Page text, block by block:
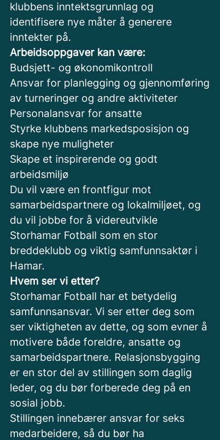
klubbens inntektsgrunnlag og
identifisere nye måter å generere
inntekter på.
Arbeidsoppgaver kan være:
Budsjett- og økonomikontroll
Ansvar for planlegging og gjennomføring
av turneringer og andre aktiviteter
Personalansvar for ansatte
Styrke klubbens markedsposisjon og
skape nye muligheter
Skape et inspirerende og godt
arbeidsmiljø
Du vil være en frontfigur mot
samarbeidspartnere og lokalmiljøet, og
du vil jobbe for å videreutvikle
Storhamar Fotball som en stor
breddeklubb og viktig samfunnsaktør i
Hamar.
Hvem ser vi etter?
Storhamar Fotball har et betydelig
samfunnsansvar. Vi ser etter deg som
ser viktigheten av dette, og som evner å
motivere både foreldre, ansatte og
samarbeidspartnere. Relasjonsbygging
er en stor del av stillingen som daglig
leder, og du bør forberede deg på en
sosial jobb.
Stillingen innebærer ansvar for seks
medarbeidere, så du bør ha